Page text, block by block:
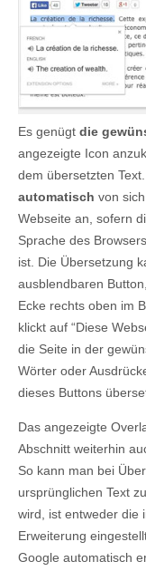
Es genügt die
angezeigte Icon
dem übersetzten
automatisch von
Webseite an, sofern
Sprache des
ist. Die Übersetzung
ausblendbaren
Ecke rechts oben im
klickt auf “Diese
die Seite in der
Wörter oder
dieses Buttons
Das angezeigte
Abschnitt weiterhin
So kann man bei
ursprünglichen Text
wird, ist entweder die
Erweiterung
Google automatisch